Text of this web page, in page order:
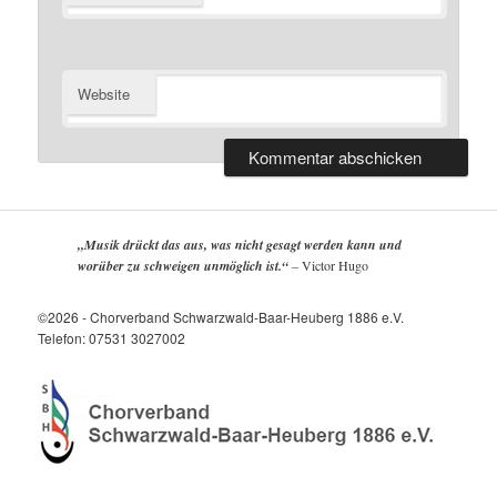
Website
„Musik drückt das aus, was nicht gesagt werden kann und
worüber zu schweigen unmöglich ist.“–Victor Hugo
©2026 - Chorverband Schwarzwald-Baar-Heuberg 1886 e.V.
Telefon: 07531 3027002